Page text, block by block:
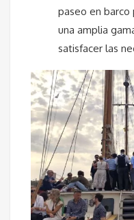
paseo en barco
una amplia
satisfacer las